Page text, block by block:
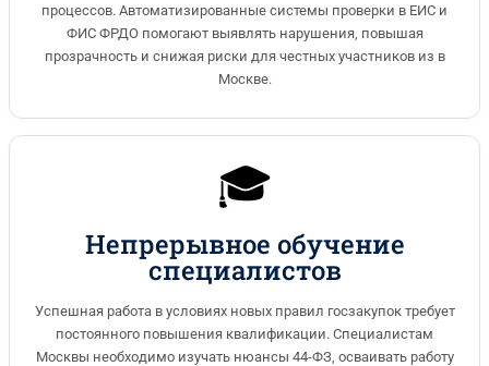
процессов. Автоматизированные системы проверки в ЕИС и
ФИС ФРДО помогают выявлять нарушения, повышая
прозрачность и снижая риски для честных участников из в
Москве.
🎓
Непрерывное обучение
специалистов
Успешная работа в условиях новых правил госзакупок требует
постоянного повышения квалификации. Специалистам
Москвы необходимо изучать нюансы 44-ФЗ, осваивать работу